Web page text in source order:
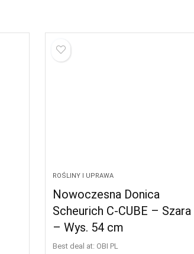
ROŚLINY I UPRAWA
Nowoczesna Donica
Scheurich C-CUBE – Szara
– Wys. 54 cm
Best deal at: OBI PL